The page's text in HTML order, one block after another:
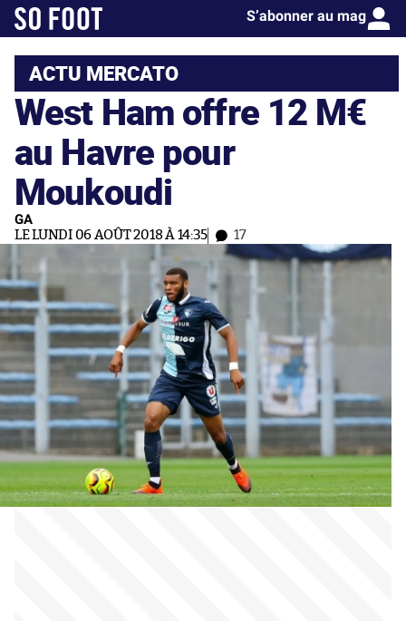
S’abonner au mag
ACTU MERCATO
West Ham offre 12 M€
au Havre pour
Moukoudi
GA
LE LUNDI 06 AOÛT 2018 À 14:35 17